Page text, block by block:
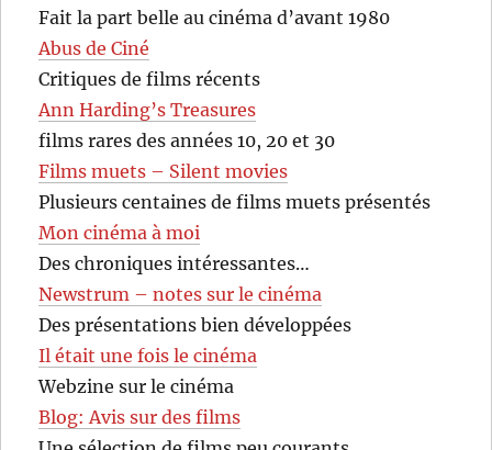
Fait la part belle au cinéma d’avant 1980
Abus de Ciné
Critiques de films récents
Ann Harding’s Treasures
films rares des années 10, 20 et 30
Films muets – Silent movies
Plusieurs centaines de films muets présentés
Mon cinéma à moi
Des chroniques intéressantes…
Newstrum – notes sur le cinéma
Des présentations bien développées
Il était une fois le cinéma
Webzine sur le cinéma
Blog: Avis sur des films